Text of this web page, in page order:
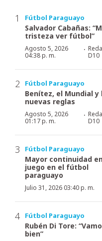
Fútbol Paraguayo
Salvador Cabañas:
tristeza ver fútbol”
Agosto 5, 2026
04:38 p. m.
·
D10
Fútbol Paraguayo
Benítez, el Mundial y
nuevas reglas
Agosto 5, 2026
01:17 p. m.
·
D10
Fútbol Paraguayo
Mayor continuidad
juego en el fútbol
paraguayo
Julio 31, 2026 03:40 p. m.
Fútbol Paraguayo
Rubén Di Tore:
bien”